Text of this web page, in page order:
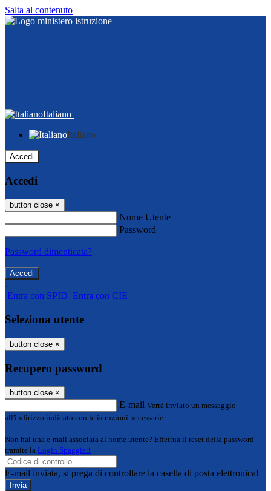
Salta al contenuto
Italiano
Italiano
Accedi
Accedi
button close ×
Nome Utente
Password
Password dimenticata?
-
Entra con SPID Entra con CIE
Seleziona utente
button close ×
Recupero password
button close ×
E-mail Verrà inviato un messaggio
all'indirizzo indicato con le istruzioni necessarie.
Non hai una e-mail associata al nome utente? Effettua il reset della password
tramite la Login Spaggiari
E-mail inviata, si prega di controllare la casella di posta elettronica!